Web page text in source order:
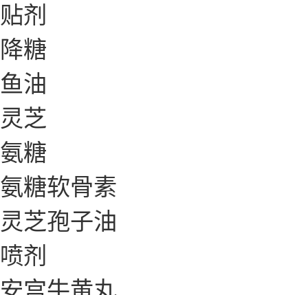
贴剂
降糖
鱼油
灵芝
氨糖
氨糖软骨素
灵芝孢子油
喷剂